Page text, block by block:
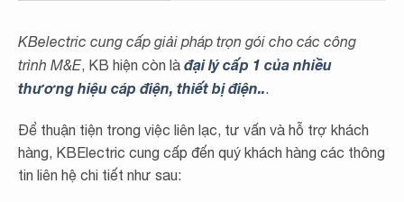
KBelectric cung cấp giải pháp trọn gói cho các công
trình M&E, KB hiện còn là đại lý cấp 1 của nhiều
thương hiệu cáp điện, thiết bị điện...
Để thuận tiện trong việc liên lạc, tư vấn và hỗ trợ khách
hàng, KBElectric cung cấp đến quý khách hàng các thông
tin liên hệ chi tiết như sau: